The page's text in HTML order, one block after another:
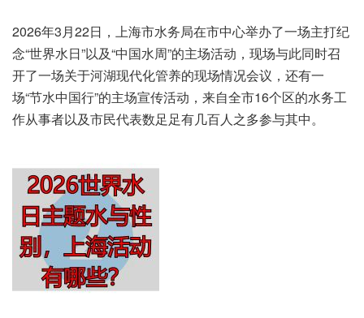
2026年3月22日，上海市水务局在市中心举办了一场主打纪
念“世界水日”以及“中国水周”的主场活动，现场与此同时召
开了一场关于河湖现代化管养的现场情况会议，还有一
场“节水中国行”的主场宣传活动，来自全市16个区的水务工
作从事者以及市民代表数足足有几百人之多参与其中。